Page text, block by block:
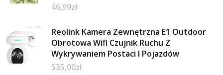
46,99zł
Reolink Kamera Zewnętrzna E1 Outdoor
Obrotowa Wifi Czujnik Ruchu Z
Wykrywaniem Postaci I Pojazdów
535,00zł